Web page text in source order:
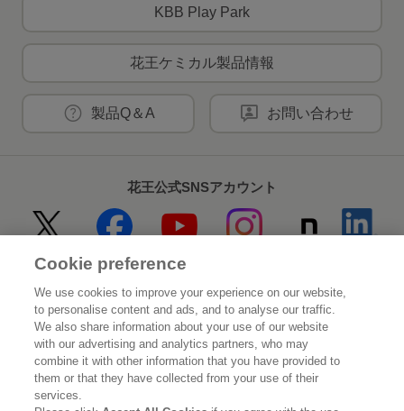
KBB Play Park
花王ケミカル製品情報
製品Q＆A お問い合わせ
花王公式SNSアカウント
Home 花王について
サステナビリティ イノベーション
ブランド 投資家情報
ニュースルーム 採用情報
Cookie preference
We use cookies to improve your experience on our website,
to personalise content and ads, and to analyse our traffic.
We also share information about your use of our website
with our advertising and analytics partners, who may
combine it with other information that you have provided to
them or that they have collected from your use of their
services.